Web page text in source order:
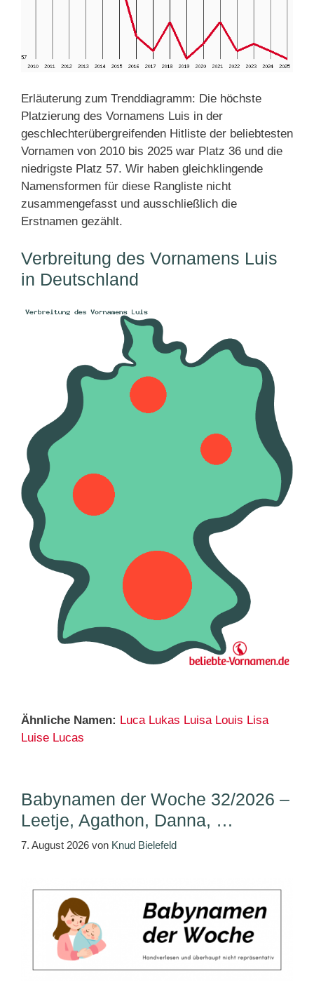
Erläuterung zum Trenddiagramm: Die höchste
Platzierung des Vornamens Luis in der
geschlechterübergreifenden Hitliste der beliebtesten
Vornamen von 2010 bis 2025 war Platz 36 und die
niedrigste Platz 57. Wir haben gleichklingende
Namensformen für diese Rangliste nicht
zusammengefasst und ausschließlich die
Erstnamen gezählt.
Verbreitung des Vornamens Luis
in Deutschland
Ähnliche Namen: Luca Lukas Luisa Louis Lisa
Luise Lucas
Babynamen der Woche 32/2026 –
Leetje, Agathon, Danna, …
7. August 2026 von Knud Bielefeld